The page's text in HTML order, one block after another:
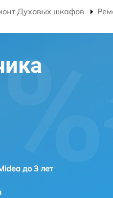
Духовых шкафов
до 3 лет